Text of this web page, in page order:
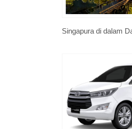
Singapura di dalam